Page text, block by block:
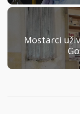
Mostarci